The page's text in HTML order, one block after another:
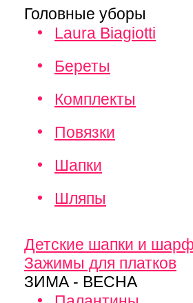
Головные уборы
Laura Biagiotti
Береты
Комплекты
Повязки
Шапки
Шляпы
Детские шапки и
Зажимы для платков
ЗИМА - ВЕСНА